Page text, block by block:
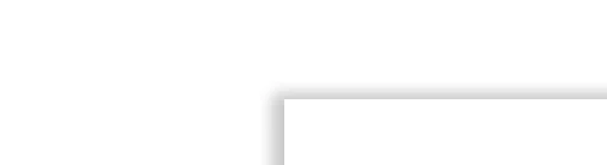
Posterler profesyonel Raket kağıdına basılmaktadır. Görseller baskı